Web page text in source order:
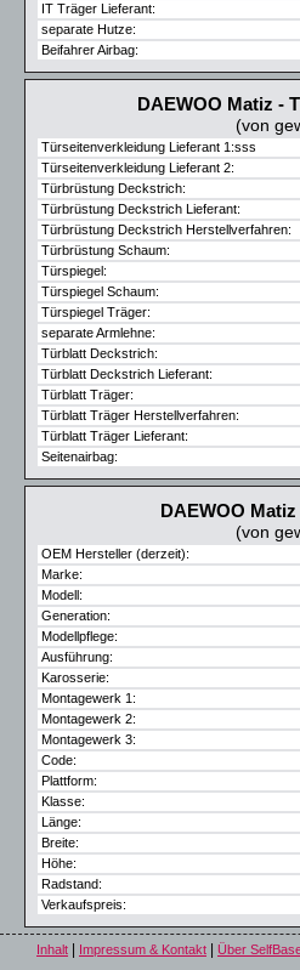
IT Träger Lieferant:
separate Hutze:
Beifahrer Airbag:
DAEWOO Matiz -
(von
Türseitenverkleidung Lieferant 1:sss
Türseitenverkleidung Lieferant 2:
Türbrüstung Deckstrich:
Türbrüstung Deckstrich Lieferant:
Türbrüstung Deckstrich Herstellverfahren:
Türbrüstung Schaum:
Türspiegel:
Türspiegel Schaum:
Türspiegel Träger:
separate Armlehne:
Türblatt Deckstrich:
Türblatt Deckstrich Lieferant:
Türblatt Träger:
Türblatt Träger Herstellverfahren:
Türblatt Träger Lieferant:
Seitenairbag:
DAEWOO
(von
OEM Hersteller (derzeit):
Marke:
Modell:
Generation:
Modellpflege:
Ausführung:
Karosserie:
Montagewerk 1:
Montagewerk 2:
Montagewerk 3:
Code:
Plattform:
Klasse:
Länge:
Breite:
Höhe:
Radstand:
Verkaufspreis:
Inhalt Impressum & Kontakt Über